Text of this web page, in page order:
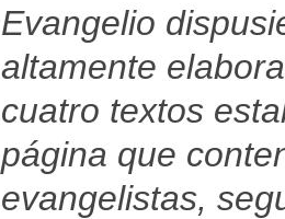
Evangelio
altamente
cuatro textos
página que
evangelistas,